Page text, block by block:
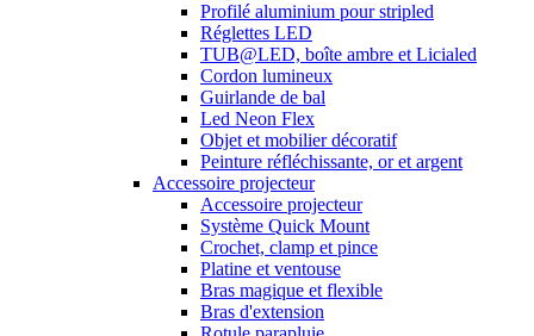
Profilé aluminium pour stripled
Réglettes LED
TUB@LED, boîte ambre et Licialed
Cordon lumineux
Guirlande de bal
Led Neon Flex
Objet et mobilier décoratif
Peinture réfléchissante, or et argent
Accessoire projecteur
Accessoire projecteur
Système Quick Mount
Crochet, clamp et pince
Platine et ventouse
Bras magique et flexible
Bras d'extension